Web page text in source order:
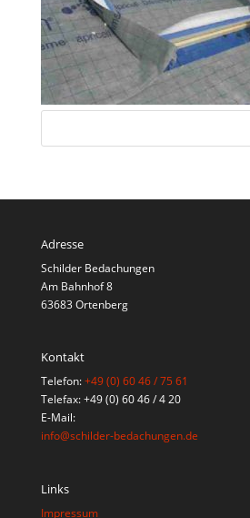
Adresse
Schilder Bedachungen
Am Bahnhof 8
63683 Ortenberg
Kontakt
Telefon:+49 (0) 60 46 / 75 61
Telefax: +49 (0) 60 46 / 4 20
E-Mail:
info@schilder-bedachungen.de
Links
Impressum